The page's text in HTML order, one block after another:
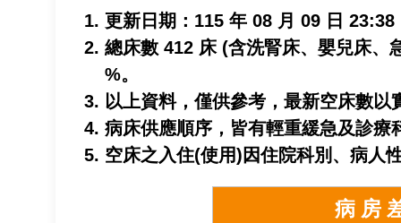
更新日期： 115 年 08 月 09 日 23:38
總床數 412 床 (含洗腎床、嬰兒床、
%。
以上資料，僅供參考，最新空床數以
病床供應順序，皆有輕重緩急及診
空床之入住(使用)因住院科別、病人
病 房